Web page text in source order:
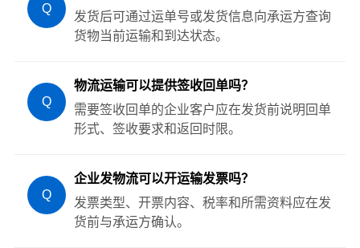
Q
发货后可通过运单号或发货信息向承运方查询
货物当前运输和到达状态。
Q
物流运输可以提供签收回单吗？
需要签收回单的企业客户应在发货前说明回单
形式、签收要求和返回时限。
Q
企业发物流可以开运输发票吗？
发票类型、开票内容、税率和所需资料应在发
货前与承运方确认。